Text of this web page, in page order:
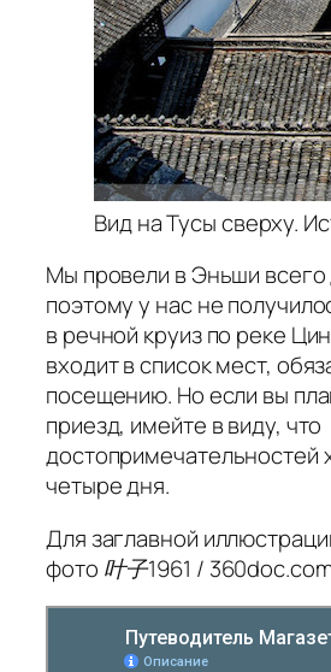
Вид на Тусы сверху.
Мы провели в Эньши всего
поэтому у нас не
в речной круиз по реке
входит в список мест,
посещению. Но если вы
приезд, имейте в виду, что
достопримечательностей
четыре дня.
Для заглавной
фото 叶子1961 /